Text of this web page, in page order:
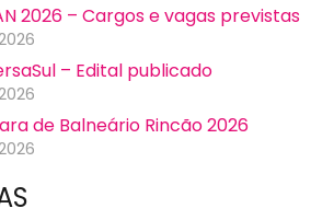
2026 – Cargos e vagas previstas
– Edital publicado
de Balneário Rincão 2026